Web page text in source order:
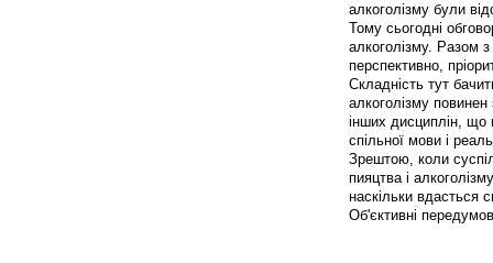
алкоголізму були
Тому сьогодні
алкоголізму. Разом
перспективно,
Складність тут
алкоголізму
інших дисциплін, що
спільної мови і
Зрештою, коли
пияцтва і
наскільки вдасться
Об'єктивні